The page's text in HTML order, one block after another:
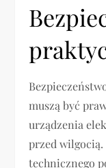
muszą być
urządzenia
przed
technicznego